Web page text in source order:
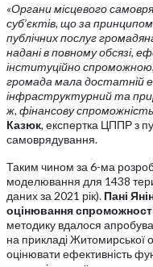
«Органи місцевого
суб’єктів, що за
публічних послуг
надані в повному обсязі,
інституційно
громада мала достатній
інфраструктурний та
ж, фінансову
Казюк, експертка ЦППР з
самоврядування.
Таким чином за 6-ма
моделювання для 1438
даних за 2021 рік). Пані
оцінювання
методику вдалося
на прикладі Житомирської
оцінювати ефективність